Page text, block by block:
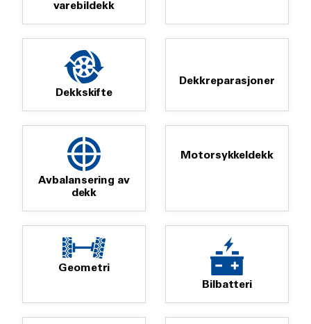
varebildekk
Dekkskifte
Dekkreparasjoner
Avbalansering av
dekk
Motorsykkeldekk
Geometri
Bilbatteri